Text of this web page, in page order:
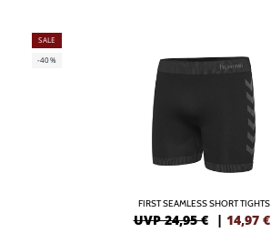
SALE
-40%
FIRST SEAMLESS SHORT TIGHTS
UVP 24,95 € | 14,97 €